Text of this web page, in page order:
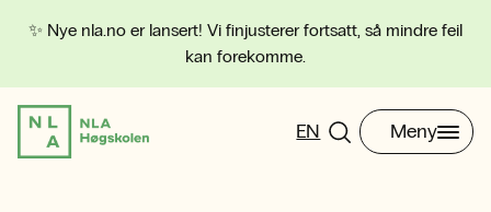
✨ Nye nla.no er lansert! Vi finjusterer fortsatt, så mindre feil
kan forekomme.
EN Meny